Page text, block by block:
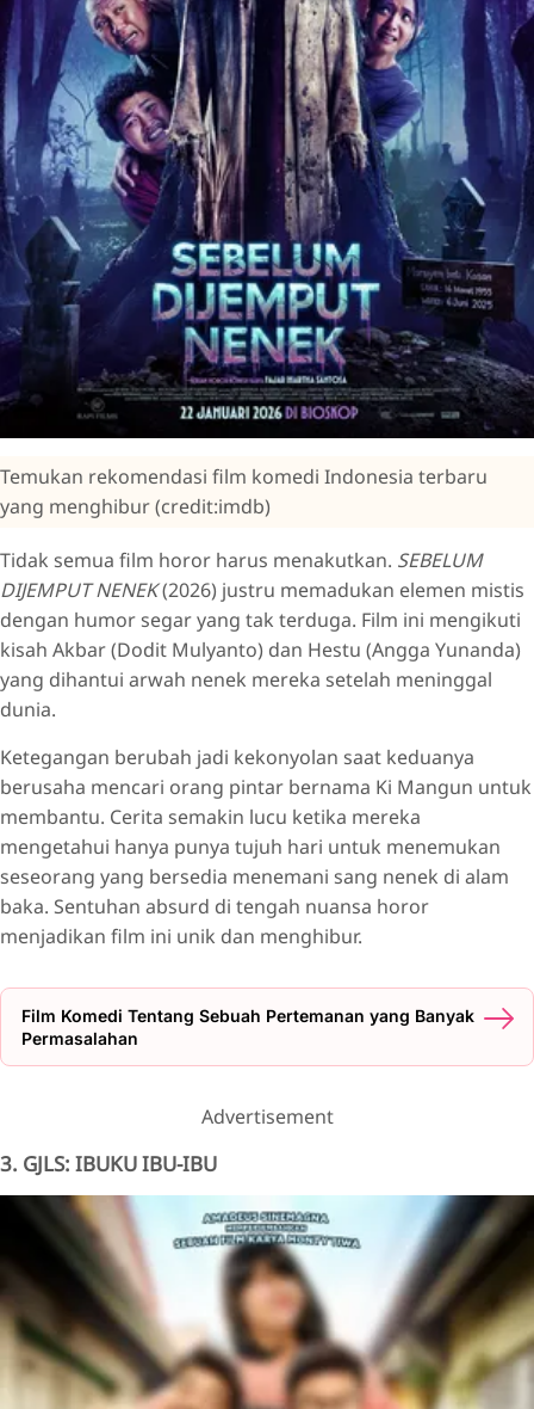
Temukan rekomendasi film komedi Indonesia terbaru
yang menghibur (credit:imdb)
Tidak semua film horor harus menakutkan. SEBELUM
DIJEMPUT NENEK(2026) justru memadukan elemen mistis
dengan humor segar yang tak terduga. Film ini mengikuti
kisah Akbar (Dodit Mulyanto) dan Hestu (Angga Yunanda)
yang dihantui arwah nenek mereka setelah meninggal
dunia.
Ketegangan berubah jadi kekonyolan saat keduanya
berusaha mencari orang pintar bernama Ki Mangun untuk
membantu. Cerita semakin lucu ketika mereka
mengetahui hanya punya tujuh hari untuk menemukan
seseorang yang bersedia menemani sang nenek di alam
baka. Sentuhan absurd di tengah nuansa horor
menjadikan film ini unik dan menghibur.
Film Komedi Tentang Sebuah Pertemanan yang Banyak
Permasalahan
Advertisement
3. GJLS: IBUKU IBU-IBU